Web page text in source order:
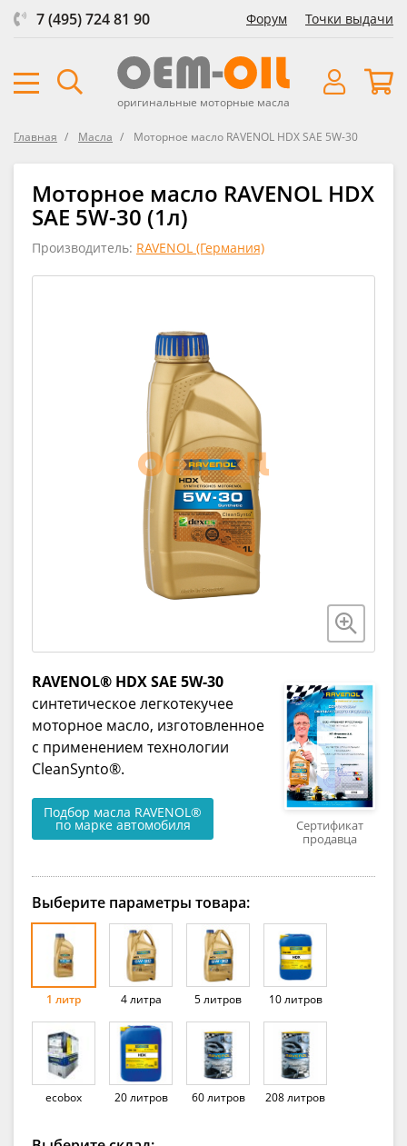
7 (495) 724 81 90 Форум Точки выдачи
оригинальные моторные масла
Главная Масла Моторное масло RAVENOL HDX SAE 5W-30
Моторное масло RAVENOL HDX
SAE 5W-30 (1л)
Производитель: RAVENOL (Германия)
RAVENOL® HDX SAE 5W-30
синтетическое легкотекучее
моторное масло, изготовленное
с применением технологии
CleanSynto®.
Подбор масла RAVENOL®
по марке автомобиля
Сертификат
продавца
Выберите параметры товара:
1 литр 4 литра 5 литров 10 литров
ecobox 20 литров 60 литров 208 литров